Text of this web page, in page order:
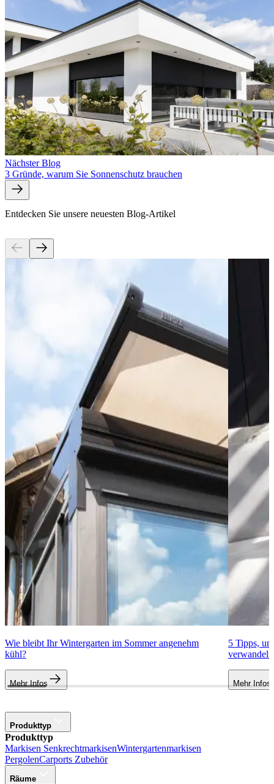
Nächster Blog
3 Gründe, warum Sie Sonnenschutz brauchen
Entdecken Sie unsere neuesten Blog-Artikel
Wie bleibt Ihr Wintergarten im Sommer angenehm
kühl?
Mehr Infos
5 Tipps,
verwandeln
Mehr Infos
Produkttyp
Produkttyp
Markisen SenkrechtmarkisenWintergartenmarkisen
PergolenCarports Zubehör
Räume